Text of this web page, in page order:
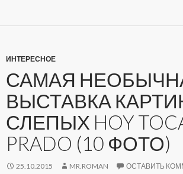
ИНТЕРЕСНОЕ
САМАЯ
ВЫСТАВКА
СЛЕПЫХ HOY
PRADO (10 ФОТО)
25.10.2015 MR.ROMAN ОСТАВИТЬ